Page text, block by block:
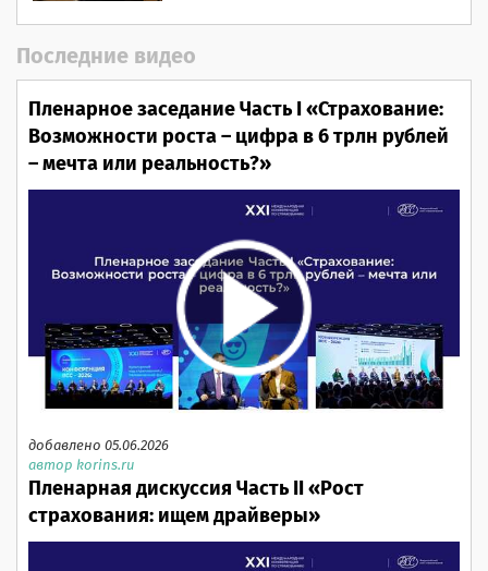
Последние видео
Пленарное заседание Часть I «Страхование:
Возможности роста – цифра в 6 трлн рублей
– мечта или реальность?»
добавлено 05.06.2026
автор korins.ru
Пленарная дискуссия Часть II «Рост
страхования: ищем драйверы»